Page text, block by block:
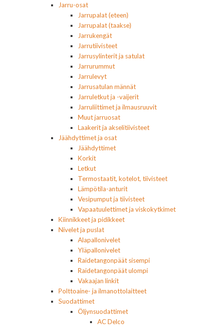
Jarru-osat
Jarrupalat (eteen)
Jarrupalat (taakse)
Jarrukengät
Jarrutiivisteet
Jarrusylinterit ja satulat
Jarrurummut
Jarrulevyt
Jarrusatulan männät
Jarruletkut ja -vaijerit
Jarruliittimet ja ilmausruuvit
Muut jarruosat
Laakerit ja akselitiivisteet
Jäähdyttimet ja osat
Jäähdyttimet
Korkit
Letkut
Termostaatit, kotelot, tiivisteet
Lämpötila-anturit
Vesipumput ja tiivisteet
Vapaatuulettimet ja viskokytkimet
Kiinnikkeet ja pidikkeet
Nivelet ja puslat
Alapallonivelet
Yläpallonivelet
Raidetangonpäät sisempi
Raidetangonpäät ulompi
Vakaajan linkit
Polttoaine- ja ilmanottolaitteet
Suodattimet
Öljynsuodattimet
AC Delco